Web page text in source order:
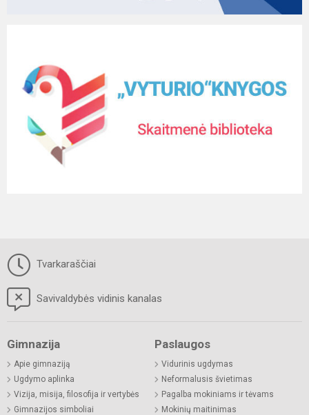
Tvarkaraščiai
Savivaldybės vidinis kanalas
Gimnazija
Apie gimnaziją
Ugdymo aplinka
Vizija, misija, filosofija ir vertybės
Gimnazijos simboliai
Paslaugos
Vidurinis ugdymas
Neformalusis švietimas
Pagalba mokiniams ir tėvams
Mokinių maitinimas